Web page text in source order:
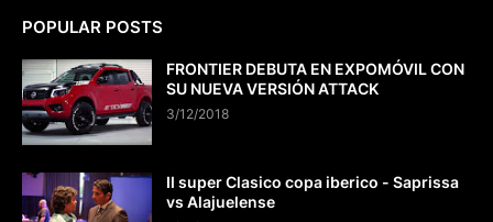
POPULAR POSTS
FRONTIER DEBUTA EN EXPOMÓVIL CON
SU NUEVA VERSIÓN ATTACK
3/12/2018
II super Clasico copa iberico - Saprissa
vs Alajuelense